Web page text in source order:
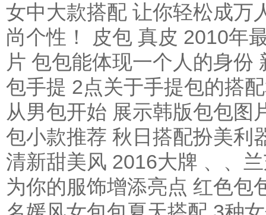
女中大款搭配 让你轻松成万
尚个性！
皮包 真皮 2010年
片 包包能体现一个人的身份
包手提 2点关于手提包的搭
从男包开始 展示韩版包包图
包小款推荐 秋日搭配扮美利
清新甜美风 2016大牌 、、
为你的服饰增添亮点 红色包